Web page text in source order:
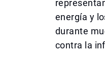
energía y
durante
contra la